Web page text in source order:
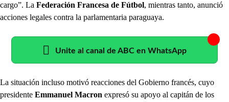
cargo”. La Federación Francesa de Fútbol, mientras tanto, anunció
acciones legales contra la parlamentaria paraguaya.
Unite al canal de ABC en WhatsApp
La situación incluso motivó reacciones del Gobierno francés, cuyo
presidente Emmanuel Macron expresó su apoyo al capitán de los